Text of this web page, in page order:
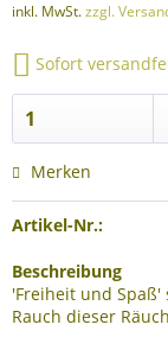
inkl. MwSt.zzgl.
Sofort
Merken
Artikel-Nr.:
Beschreibung
'Freiheit und
Rauch dieser